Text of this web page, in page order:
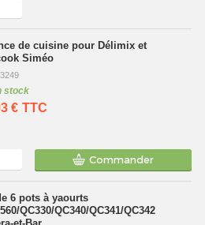
de cuisine pour Délimix et
Siméo
stock
€ TTC
Commander
6 pots à yaourts
QC330/QC340/QC341/QC342